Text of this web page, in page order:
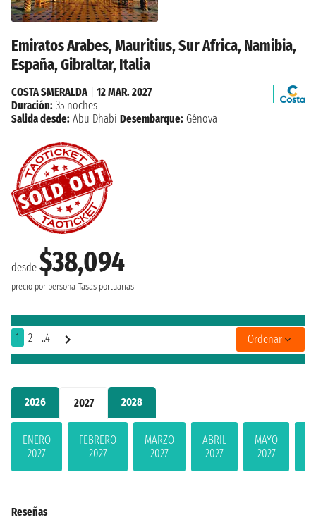
2026 2027 2028
ENERO
2027
FEBRERO
2027
MARZO
2027
ABRIL
2027
MAYO
2027
Emiratos Arabes, Mauritius, Sur Africa, Namibia,
España, Gibraltar, Italia
desde $38,094
precio por persona Tasas portuarias
COSTA SMERALDA
12 MAR. 2027
Duración: 35 noches
Salida desde: Abu Dhabi Desembarque: Génova
1 2 ..4 Ordenar
Reseñas